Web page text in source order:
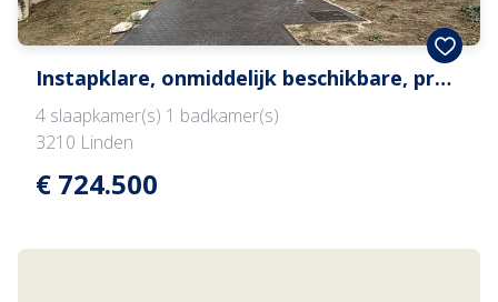
Instapklare, onmiddelijk beschikbare, prachtige, zeer ruime, energiezuinige, volledig afgewerkte nieuwbouwwoningen (Oude Baan 96 en 98) te koop
4 slaapkamer(s) 1 badkamer(s)
3210 Linden
€ 724.500